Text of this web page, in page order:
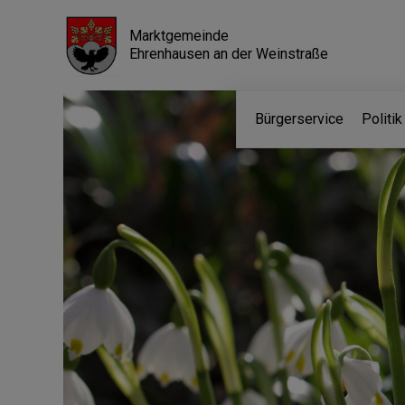
Marktgemeinde
Ehrenhausen an der Weinstraße
Bürgerservice Politik